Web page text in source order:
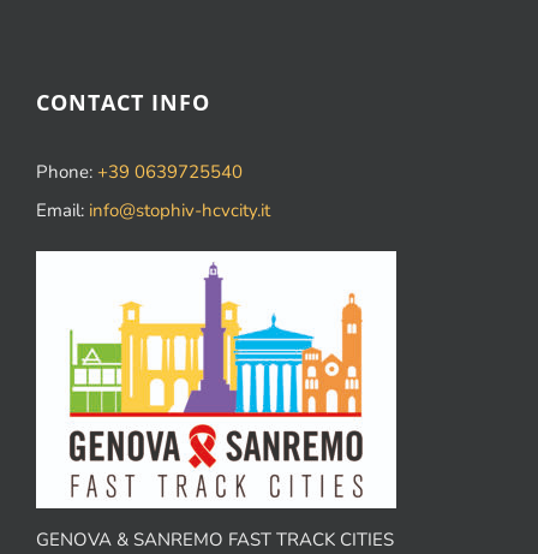
CONTACT INFO
Phone: +39 0639725540
Email: info@stophiv-hcvcity.it
GENOVA & SANREMO FAST TRACK CITIES